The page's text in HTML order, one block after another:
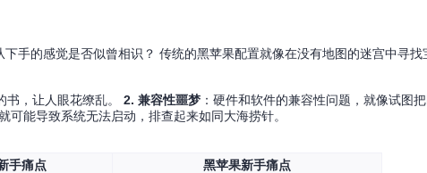
手的感觉是否似曾相识？ 传统的黑苹果配置就像在没有地图的迷宫中寻找
书，让人眼花缭乱。 2. 兼容性噩梦 ：硬件和软件的兼容性问题，就像试图
可能导致系统无法启动，排查起来如同大海捞针。
手痛点
黑苹果新手痛点